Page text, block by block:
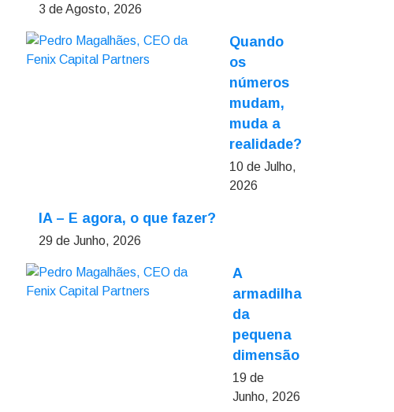
3 de Agosto, 2026
Quando
os
números
mudam,
muda a
realidade?
10 de Julho,
2026
IA – E agora, o que fazer?
29 de Junho, 2026
A
armadilha
da
pequena
dimensão
19 de
Junho, 2026